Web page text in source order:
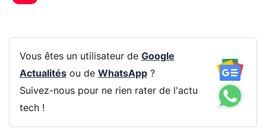
Vous êtes un utilisateur de Google
Actualitésou de WhatsApp?
Suivez-nous pour ne rien rater de l'actu
tech !